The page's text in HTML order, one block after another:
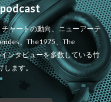
ャートの動向、ニューアーテ
、The1975、The
ンタビューを多数している竹
ます。